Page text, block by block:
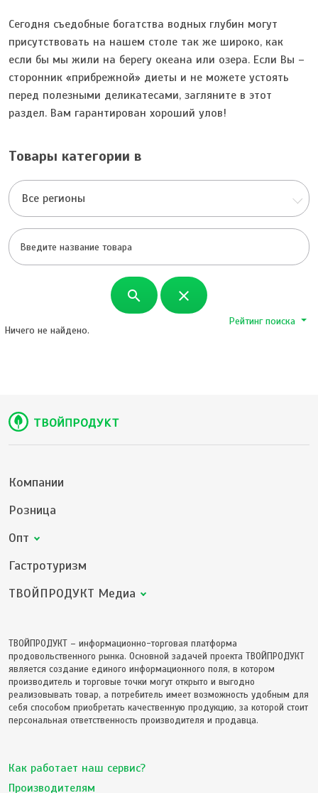
Сегодня съедобные богатства водных глубин могут
присутствовать на нашем столе так же широко, как
если бы мы жили на берегу океана или озера. Если Вы –
сторонник «прибрежной» диеты и не можете устоять
перед полезными деликатесами, загляните в этот
раздел. Вам гарантирован хороший улов!
Товары категории в
Все регионы
search close
Рейтинг поиска
Ничего не найдено.
Компании
Розница
Опт
Гастротуризм
ТВОЙПРОДУКТ Медиа
ТВОЙПРОДУКТ – информационно-торговая платформа
продовольственного рынка. Основной задачей проекта ТВОЙПРОДУКТ
является создание единого информационного поля, в котором
производитель и торговые точки могут открыто и выгодно
реализовывать товар, а потребитель имеет возможность удобным для
себя способом приобретать качественную продукцию, за которой стоит
персональная ответственность производителя и продавца.
Как работает наш сервис?
Производителям